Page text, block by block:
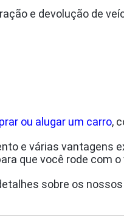
e devolução de
ou alugar um carro,
e várias vantagens
que você rode com
sobre os